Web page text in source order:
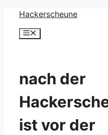
Zum
Inhalt
springen
Hackerscheune
Menü
nach der
ist vor der